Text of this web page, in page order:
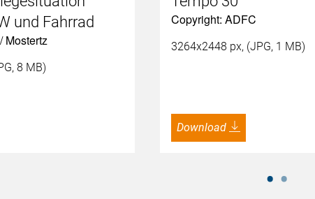
und Fahrrad
Mostertz
8 MB)
Copyright: ADFC
3264x2448 px, (JPG, 1 MB)
Download